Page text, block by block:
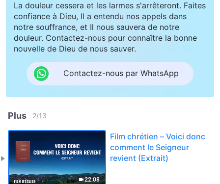
La douleur cessera et les larmes s'arrêteront. Faites
confiance à Dieu, Il a entendu nos appels dans
notre souffrance, et Il nous sauvera de notre
douleur. Contactez-nous pour connaître la bonne
nouvelle de Dieu de nous sauver.
Contactez-nous par WhatsApp
Plus 2/13
22:08
Film chrétien – Voici donc
comment le Seigneur
revient (Extrait)